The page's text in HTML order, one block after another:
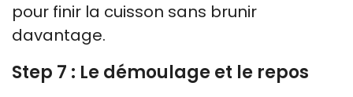
pour finir la cuisson sans brunir
davantage.
Step 7 : Le démoulage et le repos